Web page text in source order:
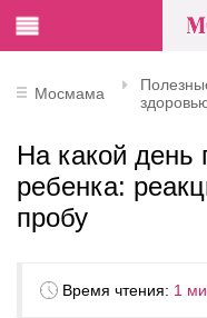
Мосмама
На какой день
ребенка:
пробу
Время чтения: 1